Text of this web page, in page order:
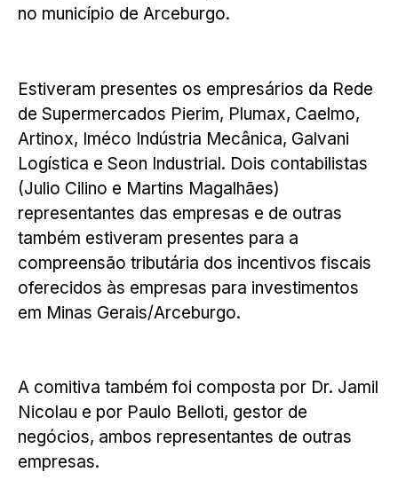
no município de Arceburgo.
Estiveram presentes os empresários da Rede
de Supermercados Pierim, Plumax, Caelmo,
Artinox, Iméco Indústria Mecânica, Galvani
Logística e Seon Industrial. Dois contabilistas
(Julio Cilino e Martins Magalhães)
representantes das empresas e de outras
também estiveram presentes para a
compreensão tributária dos incentivos fiscais
oferecidos às empresas para investimentos
em Minas Gerais/Arceburgo.
A comitiva também foi composta por Dr. Jamil
Nicolau e por Paulo Belloti, gestor de
negócios, ambos representantes de outras
empresas.